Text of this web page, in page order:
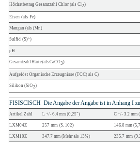
Höchstbetrag Gesamtzahl Chlor (als Cl2)
Eisen (als Fe)
Mangan (als (Mn)
Sulfid (S)2-)
pH
Gesamtzahl Härte(alsCaCO3)
Aufgelöst Organische Erzeugnisse (TOC) als C)
Silikon (SiO2)
FISISCISCH Die Angabe der Angabe ist in Anhang I
Artikel Zahl L +/- 6.4 mm (0,25") C +/- 3.2 mm
LXM04Z 257 mm (S. 102) 146.8 mm
LXM10Z 347.7 mm (Mehr als 13%) 235.7 mm